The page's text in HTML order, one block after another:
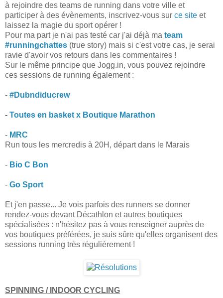
à rejoindre des teams de running dans votre ville et
participer à des évènements, inscrivez-vous sur ce site et
laissez la magie du sport opérer !
Pour ma part je n'ai pas testé car j'ai déjà ma team
#runningchattes (true story) mais si c'est votre cas, je serai
ravie d'avoir vos retours dans les commentaires !
Sur le même principe que Jogg.in, vous pouvez rejoindre
ces sessions de running également :
- #Dubndiducrew
- Toutes en basket x Boutique Marathon
- MRC
Run tous les mercredis à 20H, départ dans le Marais
- Bio C Bon
- Go Sport
Et j'en passe... Je vois parfois des runners se donner
rendez-vous devant Décathlon et autres boutiques
spécialisées : n'hésitez pas à vous renseigner auprès de
vos boutiques préférées, je suis sûre qu'elles organisent des
sessions running très régulièrement !
SPINNING / INDOOR CYCLING